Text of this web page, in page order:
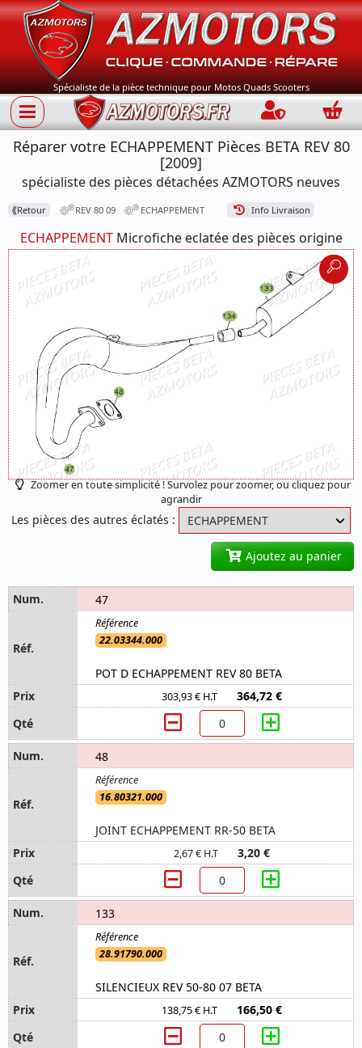
Spécialiste de la pièce technique pour Motos Quads Scooters
Connection
Réparer votre ECHAPPEMENT Pièces BETA REV 80
[2009]
spécialiste des pièces détachées AZMOTORS neuves
⟪Retour REV 80 09 ECHAPPEMENT Info Livraison
ECHAPPEMENTMicrofiche eclatée des pièces origine
Zoomer en toute simplicité ! Survolez pour zoomer, ou cliquez pour
agrandir
Les pièces des autres éclatés :
Ajoutez au panier
47
22.03344.000
POT D ECHAPPEMENT REV 80 BETA
303,93 € H.T 364,72 €
48
16.80321.000
JOINT ECHAPPEMENT RR-50 BETA
2,67 € H.T 3,20 €
133
28.91790.000
SILENCIEUX REV 50-80 07 BETA
138,75 € H.T 166,50 €